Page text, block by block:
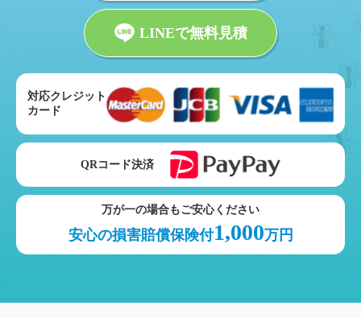
LINEで無料見積
対応クレジット
カード
QRコード決済
万が一の場合もご安心ください
安心の損害賠償保険付1,000万円